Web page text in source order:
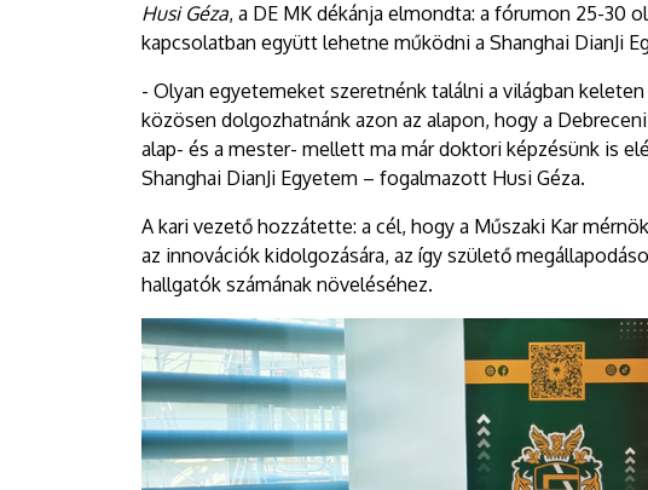
Husi Géza, a DE MK dékánja elmondta: a fórumon 25-30
kapcsolatban együtt lehetne működni a Shanghai DianJi
- Olyan egyetemeket szeretnénk találni a világban
közösen dolgozhatnánk azon az alapon, hogy a
alap- és a mester- mellett ma már doktori képzésünk is
Shanghai DianJi Egyetem – fogalmazott Husi Géza.
A kari vezető hozzátette: a cél, hogy a Műszaki Kar
az innovációk kidolgozására, az így születő
hallgatók számának növeléséhez.